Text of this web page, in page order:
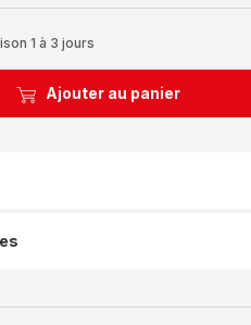
1 à 3 jours
Ajouter au panier